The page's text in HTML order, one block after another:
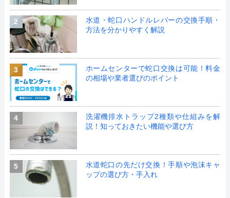
2
水道・蛇口ハンドルレバーの交換手順・
方法を分かりやすく解説
3
ホームセンターで蛇口交換は可能！料金
の相場や業者選びのポイント
4
洗濯機排水トラップ2種類や仕組みを解
説！知っておきたい機能や選び方
5
水道蛇口の先だけ交換！手順や泡沫キャ
ップの選び方・手入れ